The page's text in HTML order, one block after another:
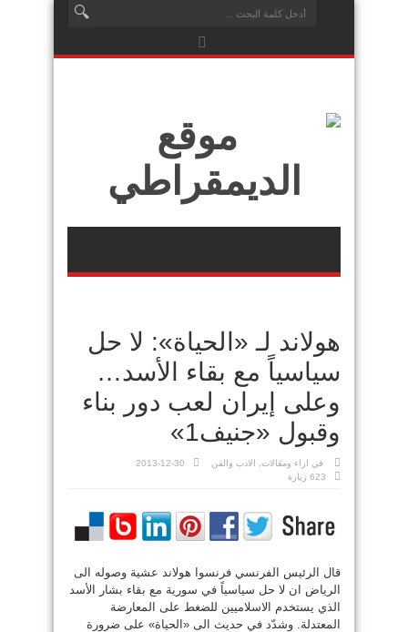
هولاند لـ «الحياة»: لا حل
سياسياً مع بقاء الأسد…
وعلى إيران لعب دور بناء
وقبول «جنيف1»
في اراء ومقالات الادب والفن
2013-12-30
623 زيارة
قال الرئيس الفرنسي فرنسوا هولاند عشية وصوله الى
الرياض ان لا حل سياسياً في سورية مع بقاء بشار الأسد
الذي يستخدم الاسلاميين للضغط على المعارضة
المعتدلة. وشدّد في حديث الى «الحياة» على ضرورة